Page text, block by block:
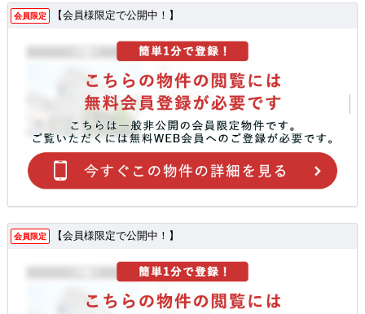
会員限定 【会員様限定で公開中！】
会員限定 【会員様限定で公開中！】